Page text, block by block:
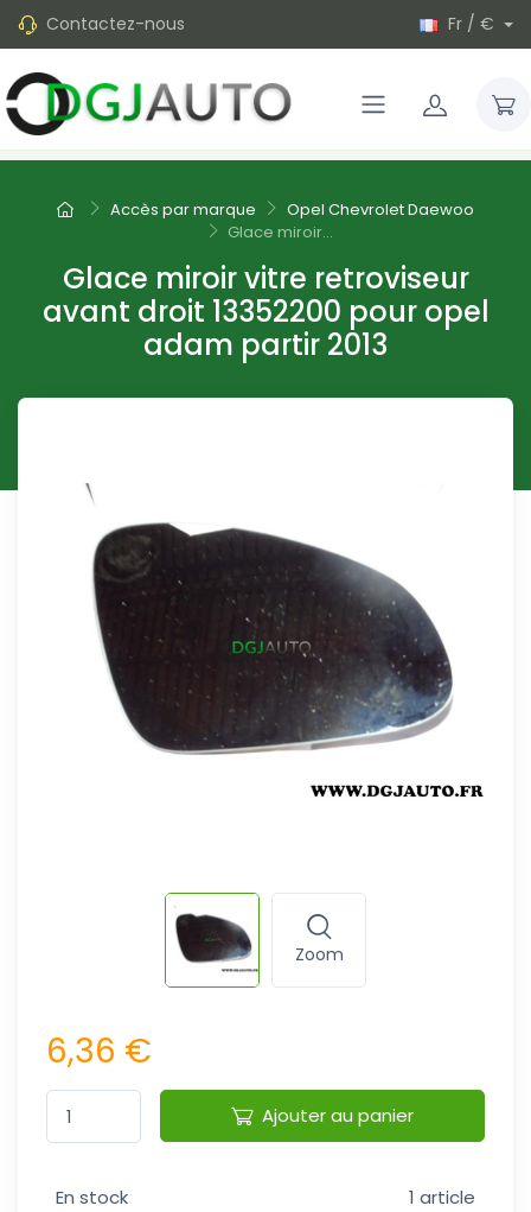
Contactez-nous Fr / €
Accès par marque
Opel Chevrolet Daewoo
Glace miroir...
Glace miroir vitre retroviseur
avant droit 13352200 pour opel
adam partir 2013
Zoom
6,36 €
Ajouter au panier
En stock 1 article